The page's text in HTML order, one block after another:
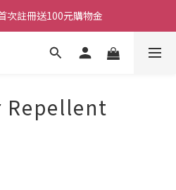
次註冊送100元購物金
Repellent